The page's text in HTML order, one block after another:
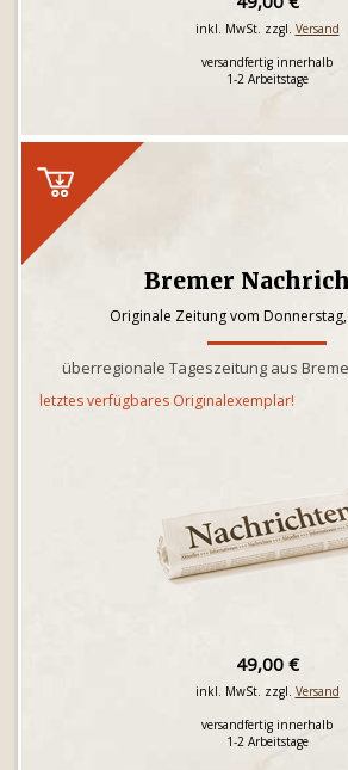
inkl. MwSt. zzgl. Versand
versandfertig innerhalb
1-2 Arbeitstage
Bremer
Originale Zeitung vom Donnerstag,
überregionale Tageszeitung aus
letztes verfügbares Originalexemplar!
49,00 €
inkl. MwSt. zzgl. Versand
versandfertig innerhalb
1-2 Arbeitstage